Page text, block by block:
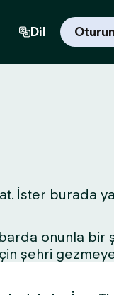
Dil
İster burada
onunla bir
şehri